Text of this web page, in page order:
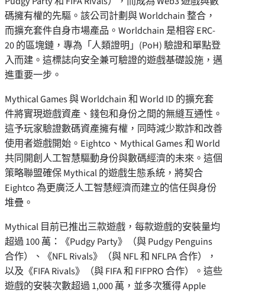
碼擁有權的先驅。該公司計劃與 Worldchain 整合，
而擴充套件自身市場產品。Worldchain 是相容 ERC-
20 的區塊鏈，專為「人類證明」(PoH) 驗證和單點登
入而建。這標誌向安全兼可驗證的遊戲基礎設施，邁
進重要一步。
Mythical Games 與 Worldchain 和 World ID 的擴充套
件將實現遊戲資產、錢包和身份之間的無縫互通性。
這予玩家驗證數碼資產擁有權，同時減少欺詐和改善
使用者遊戲開始。Eightco、Mythical Games 和 World
共同開創人工智慧驅動身份與數碼經濟的未來。這個
策略聯盟確保 Mythical 的遊戲生態系統，將契合
Eightco 為更廣泛人工智慧經濟而建立的信任與身份
堆疊。
Mythical 目前已推出三款遊戲，每款遊戲的安裝量均
超過 100 萬：《Pudgy Party》（與 Pudgy Penguins
合作）、《NFL Rivals》（與 NFL 和 NFLPA 合作），
以及《FIFA Rivals》（與 FIFA 和 FIFPRO 合作）。這些
遊戲的安裝次數超過 1,000 萬，並多次獲得 Apple